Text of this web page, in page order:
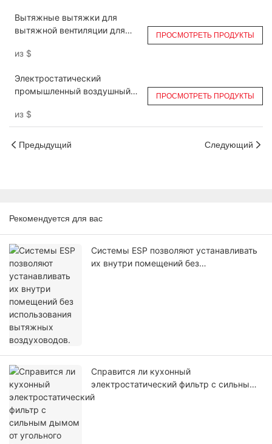
Вытяжные вытяжки для
вытяжной вентиляции для
DGRH-KB
из $
ПРОСМОТРЕТЬ ПРОДУКТЫ
Электростатический
промышленный воздушный
масляного тумана DGRH-KC-
2500
из $
ПРОСМОТРЕТЬ ПРОДУКТЫ
Предыдущий Следующий
Рекомендуется для вас
Системы ESP позволяют устанавливать
их внутри помещений без
Справится ли кухонный
электростатический фильтр с сильным
дымом от угольного барбекю?